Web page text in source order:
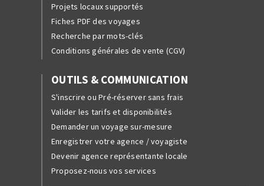
Projets locaux supportés
Fiches PDF des voyages
Recherche par mots-clés
Conditions générales de vente (CGV)
OUTILS & COMMUNICATION
S'inscrire ou Pré-réserver sans frais
Valider les tarifs et disponibilités
Demander un voyage sur-mesure
Enregistrer votre agence / voyagiste
Devenir agence représentante locale
Proposez-nous vos services